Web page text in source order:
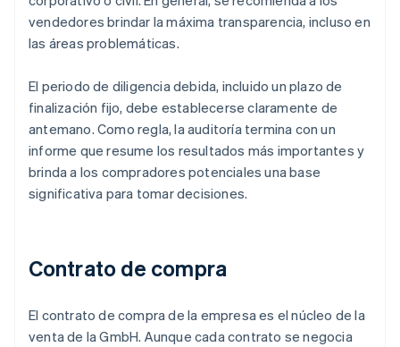
vendedores brindar la máxima transparencia, incluso en
las áreas problemáticas.
El periodo de diligencia debida, incluido un plazo de
finalización fijo, debe establecerse claramente de
antemano. Como regla, la auditoría termina con un
informe que resume los resultados más importantes y
brinda a los compradores potenciales una base
significativa para tomar decisiones.
Contrato de compra
El contrato de compra de la empresa es el núcleo de la
venta de la GmbH. Aunque cada contrato se negocia